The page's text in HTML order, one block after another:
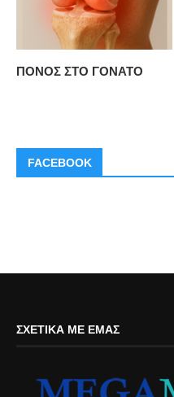
ΠΟΝΟΣ ΣΤΟ ΓΟΝΑΤΟ
FACEBOOK
ΣΧΕΤΙΚΆ ΜΕ ΕΜΆΣ